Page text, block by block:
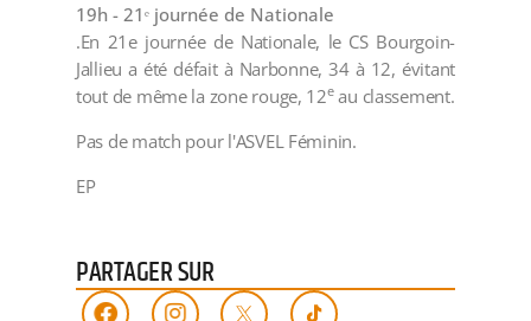
19h - 21ᵉ journée de Nationale
.En 21e journée de Nationale, le CS Bourgoin-
Jallieu a été défait à Narbonne, 34 à 12, évitant
tout de même la zone rouge, 12eau classement.
Pas de match pour l'ASVEL Féminin.
EP
PARTAGER SUR